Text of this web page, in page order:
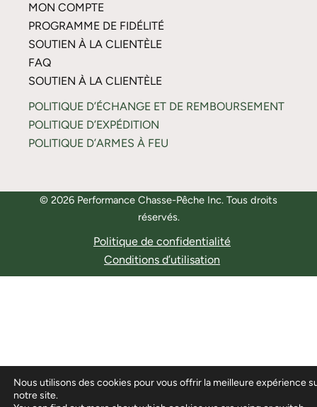
MON COMPTE
PROGRAMME DE FIDÉLITÉ
SOUTIEN À LA CLIENTÈLE
FAQ
SOUTIEN À LA CLIENTÈLE
POLITIQUE D’ÉCHANGE ET DE REMBOURSEMENT
POLITIQUE D’EXPÉDITION
POLITIQUE D’ARMES À FEU
© 2026 Performance Chasse-Pêche Inc. Tous droits
réservés.
Politique de confidentialité
Conditions d’utilisation
Nous utilisons des cookies pour vous offrir la meilleure expérience
notre site.